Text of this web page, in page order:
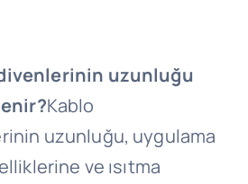
uzunluğu
Kablo
uzunluğu, uygulama
ve ısıtma